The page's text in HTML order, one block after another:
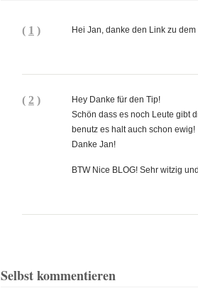
( 1 ) Hei Jan, danke den Link zu
( 2 )
Hey Danke für den Tip!
Schön dass es noch Leute gibt
benutz es halt auch schon ewig!
Danke Jan!
BTW Nice BLOG! Sehr witzig
Selbst kommentieren